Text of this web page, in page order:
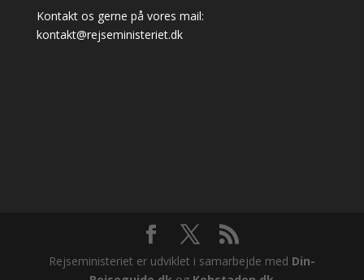
Kontakt os gerne på vores mail:
kontakt@rejseministeriet.dk
Rejseministeriet er udviklet i samarbejde med Din-